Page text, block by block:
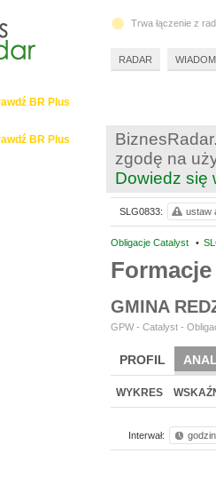
zgodę na
Dowiedz się
Obligacje Catalyst •
GMINA
GPW - Catalyst -
PROFIL
WYKRES
Interwał:
SLG0833: ustaw
BR Plus
BR Plus
Trwa łączenie z
RADAR